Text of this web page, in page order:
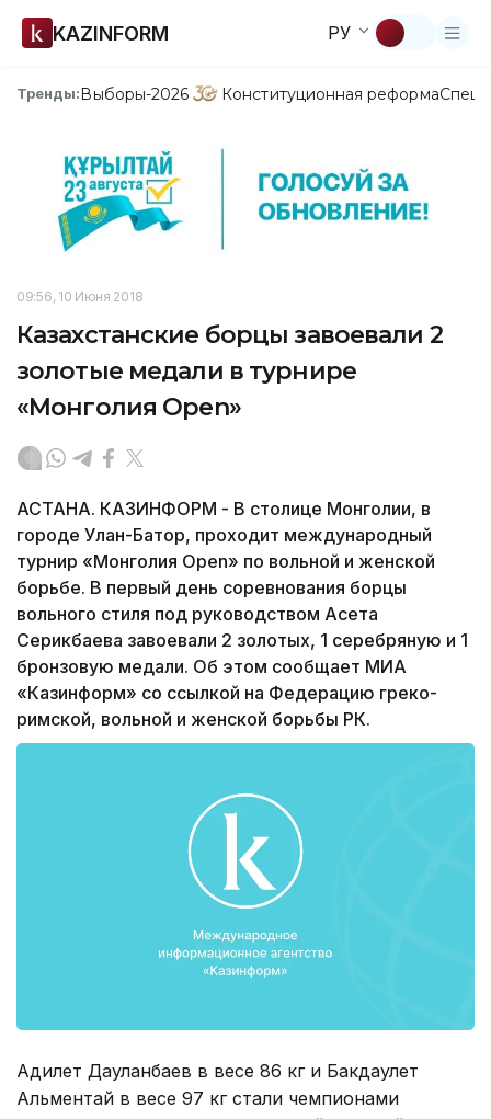
KAZINFORM РУ
Тренды:Выборы-2026 Конституционная реформа
09:56, 10 Июня 2018
Казахстанские борцы завоевали 2
золотые медали в турнире
«Монголия Open»
АСТАНА. КАЗИНФОРМ - В столице Монголии, в
городе Улан-Батор, проходит международный
турнир «Монголия Open» по вольной и женской
борьбе. В первый день соревнования борцы
вольного стиля под руководством Асета
Серикбаева завоевали 2 золотых, 1 серебряную и 1
бронзовую медали. Об этом сообщает МИА
«Казинформ» со ссылкой на Федерацию греко-
римской, вольной и женской борьбы РК.
Адилет Дауланбаев в весе 86 кг и Бакдаулет
Альментай в весе 97 кг стали чемпионами